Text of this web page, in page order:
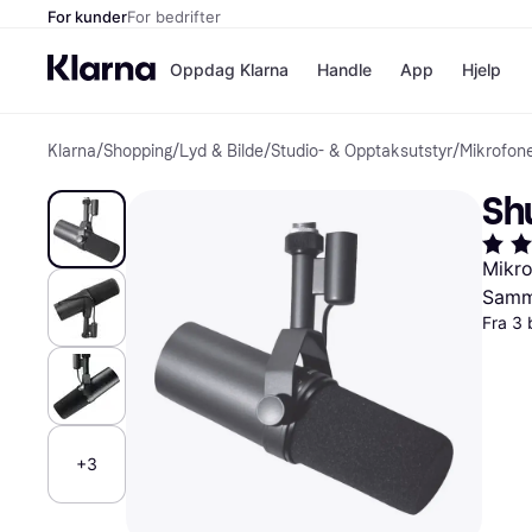
For kunderFor bedrifter
Oppdag Klarna
Betal nå
Betal i 3
Betal innen
Finansiering
Handle
Butikker
kicks.no
App Hjelp
Klarna/Shopping/Lyd & Bilde/Studio- & Opptaksutstyr/
+3
Fra 3